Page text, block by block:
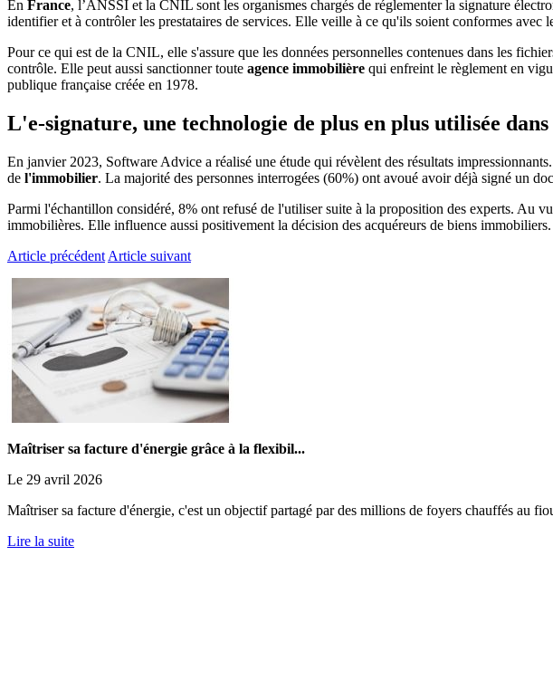
En France, l’ANSSI et la CNIL sont les organismes chargés de réglementer la signature
identifier et à contrôler les prestataires de services. Elle veille à ce qu'ils soient conformes avec
Pour ce qui est de la CNIL, elle s'assure que les données personnelles contenues dans les
contrôle. Elle peut aussi sanctionner toute agence immobilière qui enfreint le règlement en
publique française créée en 1978.
L'e-signature, une technologie de plus en plus utilisée
En janvier 2023, Software Advice a réalisé une étude qui révèlent des résultats
de l'immobilier. La majorité des personnes interrogées (60%) ont avoué avoir déjà signé un
Parmi l'échantillon considéré, 8% ont refusé de l'utiliser suite à la proposition des experts. Au
immobilières. Elle influence aussi positivement la décision des acquéreurs de biens immobiliers.
Article précédent Article suivant
Maîtriser sa facture d'énergie grâce à la flexibil...
Le 29 avril 2026
Maîtriser sa facture d'énergie, c'est un objectif partagé par des millions de foyers chauffés au
Lire la suite